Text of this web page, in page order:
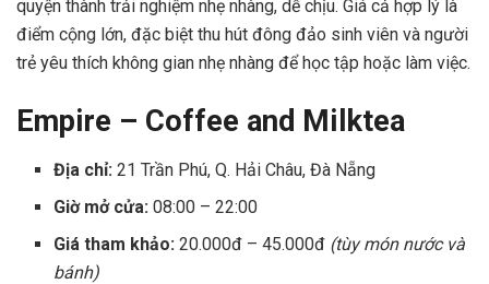
quyện thành trải nghiệm nhẹ nhàng, dễ chịu. Giá cả hợp lý là
điểm cộng lớn, đặc biệt thu hút đông đảo sinh viên và người
trẻ yêu thích không gian nhẹ nhàng để học tập hoặc làm việc.
Empire – Coffee and Milktea
Địa chỉ: 21 Trần Phú, Q. Hải Châu, Đà Nẵng
Giờ mở cửa: 08:00 – 22:00
Giá tham khảo: 20.000đ – 45.000đ (tùy món nước và
bánh)